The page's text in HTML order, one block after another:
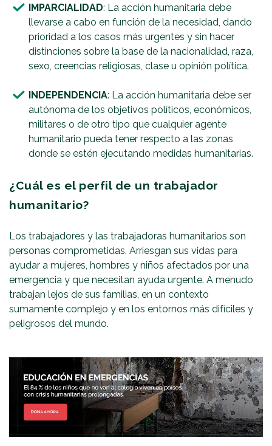
IMPARCIALIDAD: La acción humanitaria debe
llevarse a cabo en función de la necesidad, dando
prioridad a los casos más urgentes y sin hacer
distinciones sobre la base de la nacionalidad, raza,
sexo, creencias religiosas, clase u opinión política.
INDEPENDENCIA: La acción humanitaria debe ser
autónoma de los objetivos políticos, económicos,
militares o de otro tipo que cualquier agente
humanitario pueda tener respecto a las zonas
donde se estén ejecutando medidas humanitarias.
¿Cuál es el perfil de un trabajador
humanitario?
Los trabajadores y las trabajadoras humanitarios son
personas comprometidas. Arriesgan sus vidas para
ayudar a mujeres, hombres y niños afectados por una
emergencia y que necesitan ayuda urgente. A menudo
trabajan lejos de sus familias, en un contexto
sumamente complejo y en los entornos más difíciles y
peligrosos del mundo.